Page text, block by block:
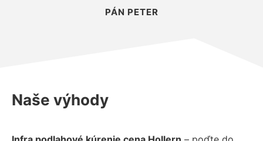
PÁN PETER
Naše výhody